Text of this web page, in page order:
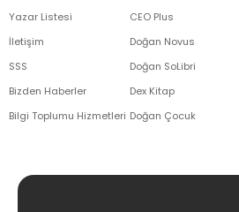
Yazar Listesi
İletişim
SSS
Bizden Haberler
Bilgi Toplumu Hizmetleri
CEO Plus
Doğan Novus
Doğan SoLibri
Dex Kitap
Doğan Çocuk